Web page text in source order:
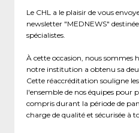
Le CHL a le plaisir de vous
newsletter "MEDNEWS"
spécialistes.
À cette occasion, nous sommes
notre institution a obtenu sa
Cette réaccréditation souligne
l'ensemble de nos équipes pour
compris durant la période de
charge de qualité et sécurisée à